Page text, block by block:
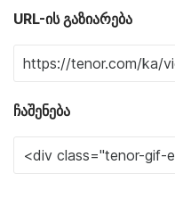
URL-ის გაზიარება
ჩაშენება